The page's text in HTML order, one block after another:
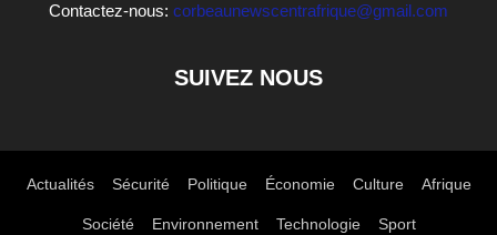
Contactez-nous: corbeaunewscentrafrique@gmail.com
SUIVEZ NOUS
Actualités Sécurité Politique Économie Culture Afrique
Société Environnement Technologie Sport